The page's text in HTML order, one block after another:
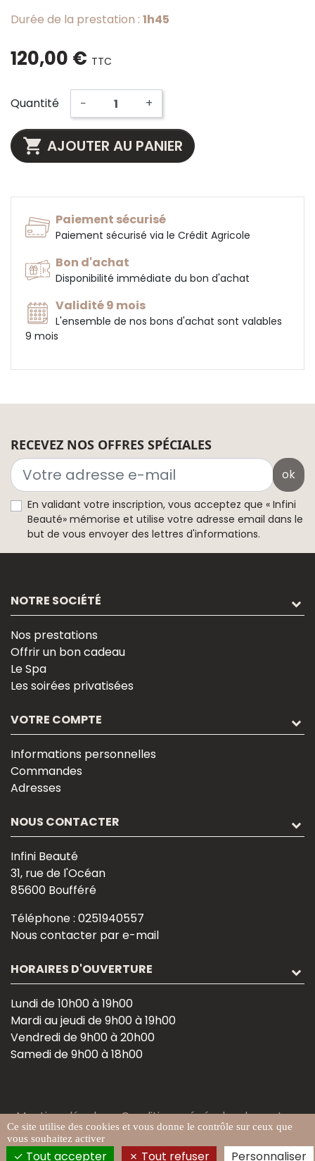
Durée de la prestation : 1h45
120,00 € TTC
Quantité − +
 AJOUTER AU PANIER
Paiement sécurisé
Paiement sécurisé via le Crédit Agricole
Bon d'achat
Disponibilité immédiate du bon d'achat
Validité 9 mois
L'ensemble de nos bons d'achat sont valables
9 mois
RECEVEZ NOS OFFRES SPÉCIALES
ok
En validant votre inscription, vous acceptez que « Infini
Beauté» mémorise et utilise votre adresse email dans le
but de vous envoyer des lettres d'informations.
NOTRE SOCIÉTÉ
Nos prestations
Offrir un bon cadeau
Le Spa
Les soirées privatisées
VOTRE COMPTE
Informations personnelles
Commandes
Adresses
NOUS CONTACTER
Infini Beauté
31, rue de l'Océan
85600 Boufféré
Téléphone : 0251940557
Nous contacter par e-mail
HORAIRES D'OUVERTURE
Lundi de 10h00 à 19h00
Mardi au jeudi de 9h00 à 19h00
Vendredi de 9h00 à 20h00
Samedi de 9h00 à 18h00
Mentions légales-Conditions générales de vente-
Gestion des cookies
Ce site utilise des cookies et vous donne le contrôle sur ceux que
vous souhaitez activer
Tout accepter Tout refuser Personnaliser